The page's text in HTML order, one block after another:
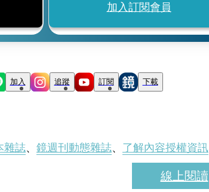
加入訂閱會員
加入 追蹤 訂閱 下載
雜誌、 鏡週刊動態雜誌、 了解內容授權資訊
線上閱讀